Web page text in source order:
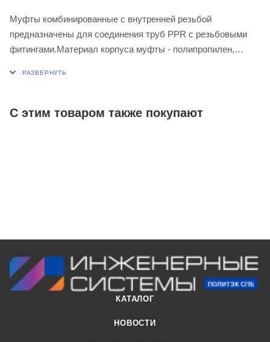
Муфты комбинированные с внутренней резьбой
предназначены для соединения труб PPR с резьбовыми
фитингами.Материал корпуса муфты - полипропилен,
С этим товаром также покупают
КАТАЛОГ
НОВОСТИ